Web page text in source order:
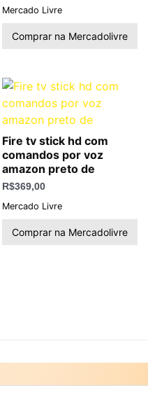
Mercado Livre
Comprar na Mercadolivre
Fire tv stick hd com
comandos por voz
amazon preto de
R$369,00
Mercado Livre
Comprar na Mercadolivre